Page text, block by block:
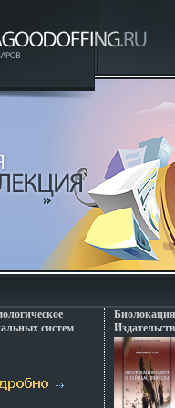
систем
г Мягкая
5-9540-0072-6
16
обложка,
Тираж:
(~143х205